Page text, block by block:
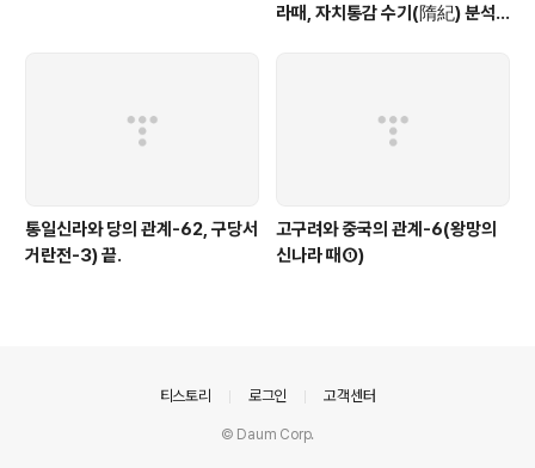
라때, 자치통감 수기(隋紀) 분석-
통일신라와 당의 관계-62, 구당서
거란전-3) 끝.
고구려와 중국의 관계-6(왕망의
신나라 때①)
티스토리 로그인 고객센터
© Daum Corp.